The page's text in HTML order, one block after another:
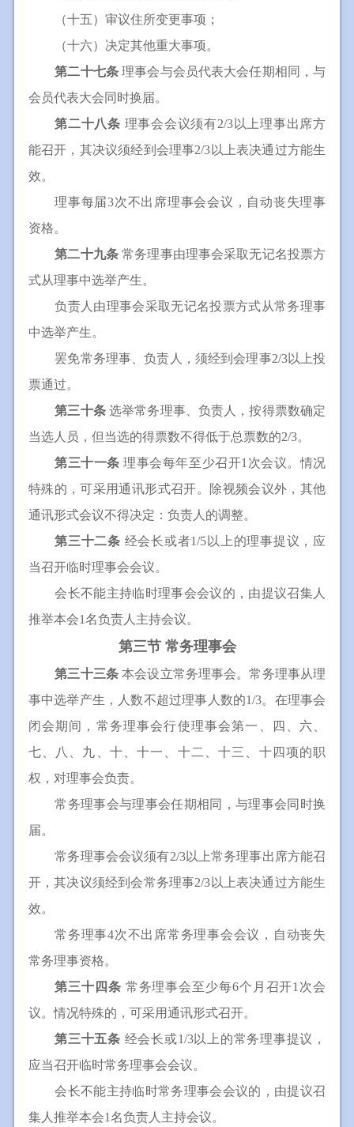
（十五）审议住所变更事项；
（十六）决定其他重大事项。
第二十七条理事会与会员代表大会任期相同，与
会员代表大会同时换届。
第二十八条 理事会会议须有2/3以上理事出席方
能召开，其决议须经到会理事2/3以上表决通过方能生
效。
理事每届3次不出席理事会会议，自动丧失理事
资格。
第二十九条常务理事由理事会采取无记名投票方
式从理事中选举产生。
负责人由理事会采取无记名投票方式从常务理事
中选举产生。
罢免常务理事、负责人，须经到会理事2/3以上投
票通过。
第三十条选举常务理事、负责人，按得票数确定
当选人员，但当选的得票数不得低于总票数的2/3。
第三十一条 理事会每年至少召开1次会议。情况
特殊的，可采用通讯形式召开。除视频会议外，其他
通讯形式会议不得决定：负责人的调整。
第三十二条 经会长或者1/5以上的理事提议，应
当召开临时理事会会议。
会长不能主持临时理事会会议的，由提议召集人
推举本会1名负责人主持会议。
第三节 常务理事会
第三十三条本会设立常务理事会。常务理事从理
事中选举产生，人数不超过理事人数的1/3。在理事会
闭会期间，常务理事会行使理事会第一、四、六、
七、八、九、十、十一、十二、十三、十四项的职
权，对理事会负责。
常务理事会与理事会任期相同，与理事会同时换
届。
常务理事会会议须有2/3以上常务理事出席方能召
开，其决议须经到会常务理事2/3以上表决通过方能生
效。
常务理事4次不出席常务理事会会议，自动丧失
常务理事资格。
第三十四条 常务理事会至少每6个月召开1次会
议。情况特殊的，可采用通讯形式召开。
第三十五条 经会长或1/3以上的常务理事提议，
应当召开临时常务理事会会议。
会长不能主持临时常务理事会会议的，由提议召
集人推举本会1名负责人主持会议。